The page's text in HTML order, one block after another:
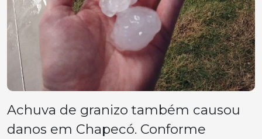
Achuva de granizo também causou
danos em Chapecó. Conforme